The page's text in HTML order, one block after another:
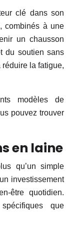
clé dans son
combinés à une
un chausson
du soutien sans
la fatigue,
modèles de
pouvez trouver
en laine
qu’un simple
investissement
être quotidien.
que